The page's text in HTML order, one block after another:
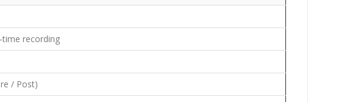
time recording
/ Post)